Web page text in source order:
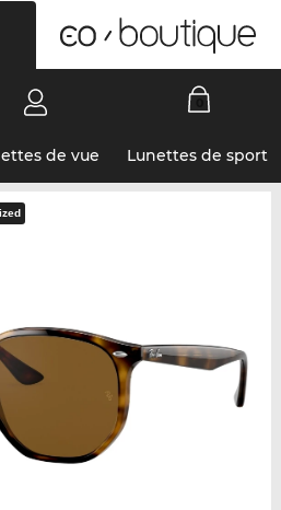
de vue Lunettes de sport